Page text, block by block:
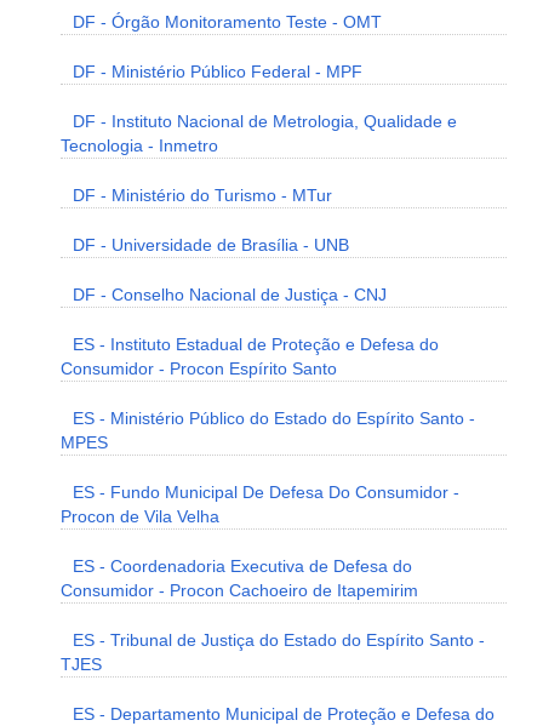
DF - Órgão Monitoramento Teste - OMT
DF - Ministério Público Federal - MPF
DF - Instituto Nacional de Metrologia, Qualidade e
Tecnologia - Inmetro
DF - Ministério do Turismo - MTur
DF - Universidade de Brasília - UNB
DF - Conselho Nacional de Justiça - CNJ
ES - Instituto Estadual de Proteção e Defesa do
Consumidor - Procon Espírito Santo
ES - Ministério Público do Estado do Espírito Santo -
MPES
ES - Fundo Municipal De Defesa Do Consumidor -
Procon de Vila Velha
ES - Coordenadoria Executiva de Defesa do
Consumidor - Procon Cachoeiro de Itapemirim
ES - Tribunal de Justiça do Estado do Espírito Santo -
TJES
ES - Departamento Municipal de Proteção e Defesa do